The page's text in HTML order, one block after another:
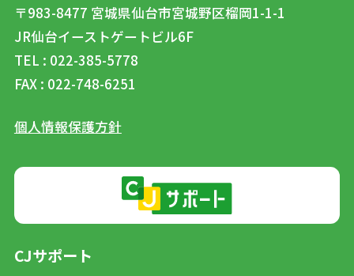
〒983-8477 宮城県仙台市宮城野区榴岡1-1-1
JR仙台イーストゲートビル6F
TEL : 022-385-5778
FAX : 022-748-6251
個人情報保護方針
CJサポート